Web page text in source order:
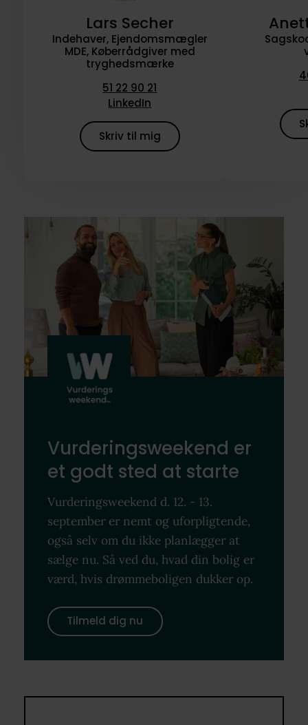
Lars Secher
Indehaver, Ejendomsmægler
MDE, Køberrådgiver med
tryghedsmærke
51 22 90 21
LinkedIn
Skriv til mig
Vurderingsweekend er
et godt sted at starte
Vurderingsweekend d. 12. - 13.
september er nemt og uforpligtende,
også selv om du ikke planlægger at
sælge nu. Så ved du, hvad din bolig er
værd, hvis drømmeboligen dukker op.
Tilmeld dig nu